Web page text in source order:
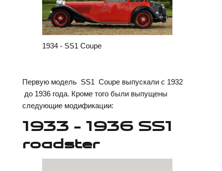
1934 - SS1 Coupe
Первую модель SS1 Coupe выпускали с 1932
до 1936 года. Кроме того были выпущены
следующие модификации:
1933 – 1936 SS1
roadster